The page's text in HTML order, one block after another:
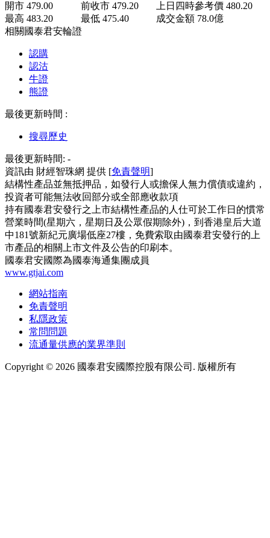
開市 479.00 前收市 479.20 上日四時參考價 480.20
最高 483.20 最低 475.40 成交金額 78.0億
相關國泰君安輪證
認購
認沽
牛證
熊證
最後更新時間 :
搜尋歷史
最後更新時間: -
資訊由 財經智珠網 提供 [免責聲明]
結構性產品並無抵押品，如發行人或擔保人無力償債或違約，
投資者可能無法收回部分或全部應收款項
持有國泰君安發行之上市結構性產品的人仕可於工作日的慣常
營業時間(星期六，星期日及公眾假期除外)，到香港皇后大道
中181號新紀元廣場低座27樓，免費索取由國泰君安發行的上
市產品的相關上市文件及公告的印刷本。
國泰君安國際為國泰海通集團成員
www.gtjai.com
網站指南
免責聲明
私隱政策
常問問題
流通量供應的業界準則
Copyright © 2026 國泰君安國際控股有限公司. 版權所有